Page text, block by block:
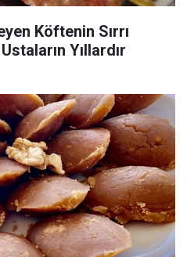
Köftenin Sırrı
Yıllardır